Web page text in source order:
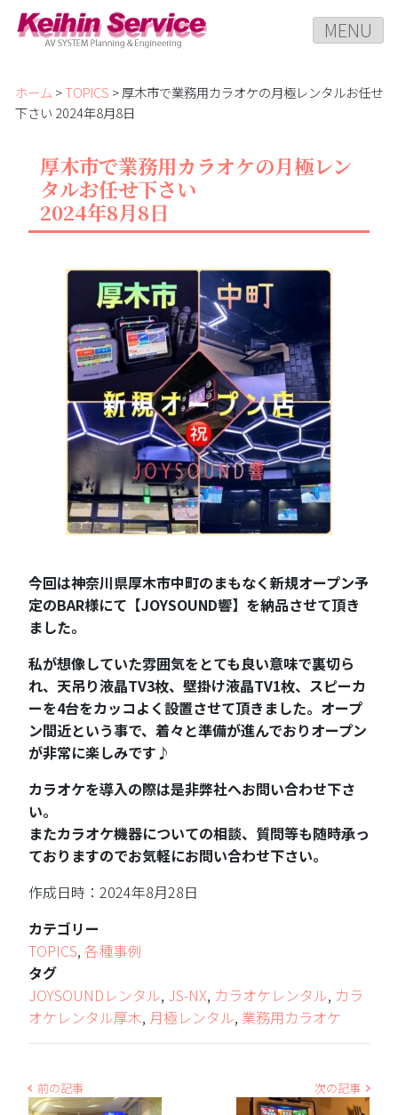
MENU
ホーム >TOPICS > 厚木市で業務用カラオケの月極レンタルお任せ
下さい 2024年8月8日
厚木市で業務用カラオケの月極レン
タルお任せ下さい
2024年8月8日
今回は神奈川県厚木市中町のまもなく新規オープン予
定のBAR様にて【JOYSOUND響】を納品させて頂き
ました。
私が想像していた雰囲気をとても良い意味で裏切ら
れ、天吊り液晶TV3枚、壁掛け液晶TV1枚、スピーカ
ーを4台をカッコよく設置させて頂きました。オープ
ン間近という事で、着々と準備が進んでおりオープン
が非常に楽しみです♪
カラオケを導入の際は是非弊社へお問い合わせ下さ
い。
またカラオケ機器についての相談、質問等も随時承っ
ておりますのでお気軽にお問い合わせ下さい。
作成日時：2024年8月28日
カテゴリー
TOPICS, 各種事例
タグ
JOYSOUNDレンタル, JS-NX, カラオケレンタル, カラ
オケレンタル厚木, 月極レンタル, 業務用カラオケ
前の記事 次の記事